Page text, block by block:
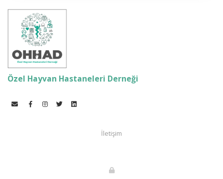
Özel Hayvan Hastaneleri Derneği
İletişim